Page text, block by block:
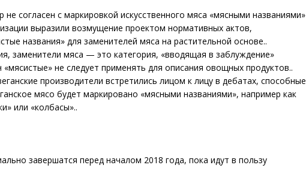
не согласен с маркировкой искусственного мяса «мясными названиями»
выразили возмущение проектом нормативных актов,
названия» для заменителей мяса на растительной основе..
заменители мяса — это категория, «вводящая в заблуждение»
не следует применять для описания овощных продуктов..
производители встретились лицом к лицу в дебатах, способные
мясо будет маркировано «мясными названиями», например как
или «колбасы»..
завершатся перед началом 2018 года, пока идут в пользу